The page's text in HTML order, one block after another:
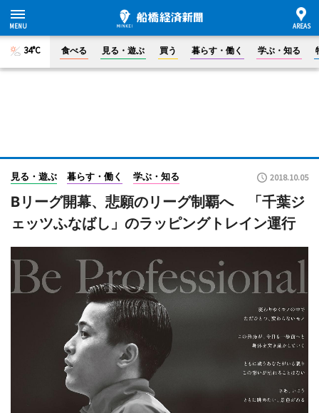
34°C 食べる 見る・遊ぶ 買う 暮らす・働く 学ぶ・知る
見る・遊ぶ 暮らす・働く 学ぶ・知る 2018.10.05
Bリーグ開幕、悲願のリーグ制覇へ 「千葉ジ
ェッツふなばし」のラッピングトレイン運行